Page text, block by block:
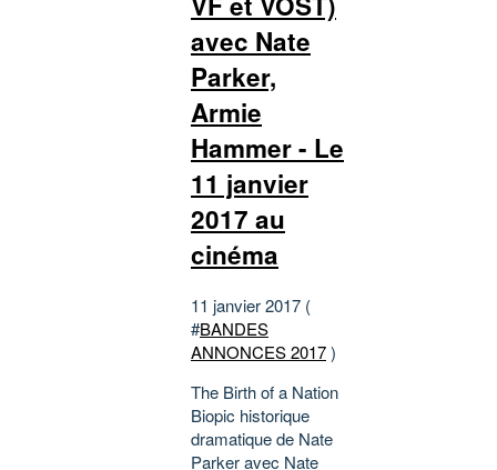
avec Nate
Parker,
Armie
Hammer - Le
11 janvier
2017 au
cinéma
11 janvier 2017 (
#BANDES
ANNONCES 2017)
The Birth of a Nation
Biopic historique
dramatique de Nate
Parker avec Nate